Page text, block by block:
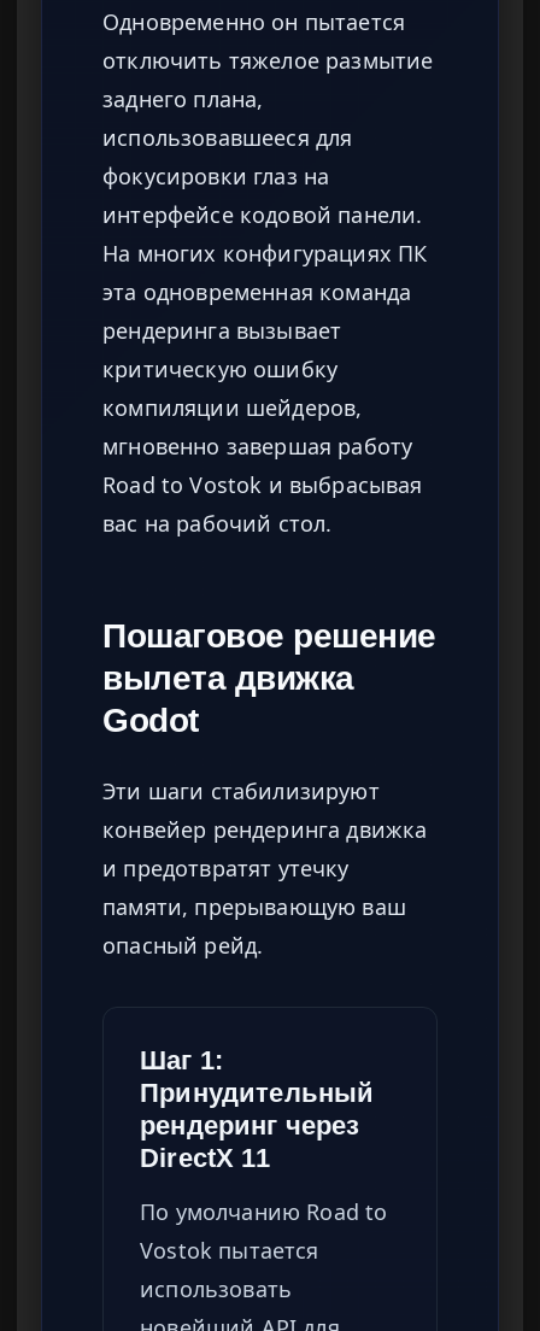
Одновременно он пытается
отключить тяжелое размытие
заднего плана,
использовавшееся для
фокусировки глаз на
интерфейсе кодовой панели.
На многих конфигурациях ПК
эта одновременная команда
рендеринга вызывает
критическую ошибку
компиляции шейдеров,
мгновенно завершая работу
Road to Vostok и выбрасывая
вас на рабочий стол.
Пошаговое решение
вылета движка
Godot
Эти шаги стабилизируют
конвейер рендеринга движка
и предотвратят утечку
памяти, прерывающую ваш
опасный рейд.
Шаг 1:
Принудительный
рендеринг через
DirectX 11
По умолчанию Road to
Vostok пытается
использовать